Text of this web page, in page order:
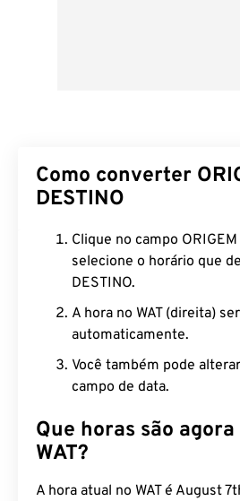
Como converter
DESTINO
Clique no campo
selecione o horário que
DESTINO.
A hora no WAT (direita)
automaticamente.
Você também pode
campo de data.
Que horas são
WAT?
A hora atual no WAT é August